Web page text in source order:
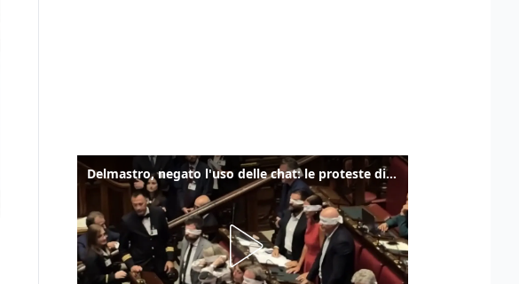
Delmastro, negato l'uso delle chat: le proteste di Avs e M5s